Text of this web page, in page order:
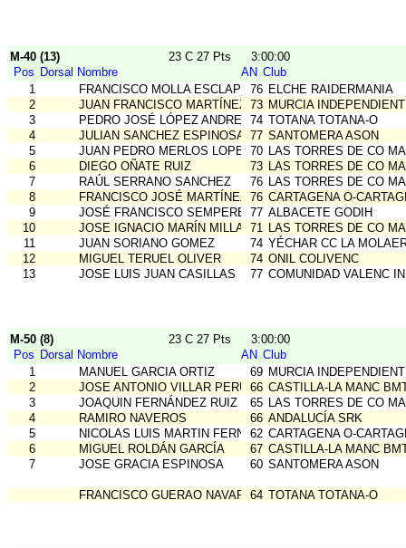
M-40 (13) 23 C 27 Pts
3:00:00
Pos Dorsal Nombre AN Club
1
FRANCISCO MOLLA ESCLAPEZ76 ELCHE RAIDERMANIA
2
JUAN FRANCISCO MARTÍNEZ GÁZQUEZ
73 MURCIA
3
PEDRO JOSÉ LÓPEZ ANDREO74 TOTANA TOTANA-O
4
JULIAN SANCHEZ ESPINOSA 77 SANTOMERA ASON
5
JUAN PEDRO MERLOS LOPEZ70 LAS TORRES DE CO
6
DIEGO OÑATE RUIZ 73 LAS TORRES DE CO
7
RAÚL SERRANO SANCHEZ 76 LAS TORRES DE CO
8
FRANCISCO JOSÉ MARTÍNEZ MENDOZA
76 CARTAGENA O-
9
JOSÉ FRANCISCO SEMPERE FIGUEREZ
77 ALBACETE GODIH
10
JOSE IGNACIO MARÍN MILLAN71 LAS TORRES DE CO
11
JUAN SORIANO GOMEZ 74 YÉCHAR CC LA
12
MIGUEL TERUEL OLIVER 74 ONIL COLIVENC
13
JOSE LUIS JUAN CASILLAS 77 COMUNIDAD VALENC
M-50 (8) 23 C 27 Pts
3:00:00
Pos Dorsal Nombre AN Club
1
MANUEL GARCIA ORTIZ 69 MURCIA
2
JOSE ANTONIO VILLAR PERUGA
66 CASTILLA-LA MANC
3
JOAQUIN FERNÁNDEZ RUIZ 65 LAS TORRES DE CO
4
RAMIRO NAVEROS 66 ANDALUCÍA SRK
5
NICOLAS LUIS MARTIN FERNANDEZ
62 CARTAGENA O-
6
MIGUEL ROLDÁN GARCÍA 67 CASTILLA-LA MANC
7
JOSE GRACIA ESPINOSA 60 SANTOMERA ASON
FRANCISCO GUERAO NAVARRO
64 TOTANA TOTANA-O